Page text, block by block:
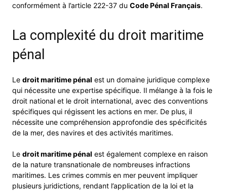
conformément à l’article 222-37 du Code Pénal Français.
La complexité du droit maritime
pénal
Le droit maritime pénal est un domaine juridique complexe
qui nécessite une expertise spécifique. Il mélange à la fois le
droit national et le droit international, avec des conventions
spécifiques qui régissent les actions en mer. De plus, il
nécessite une compréhension approfondie des spécificités
de la mer, des navires et des activités maritimes.
Le droit maritime pénal est également complexe en raison
de la nature transnationale de nombreuses infractions
maritimes. Les crimes commis en mer peuvent impliquer
plusieurs juridictions, rendant l’application de la loi et la